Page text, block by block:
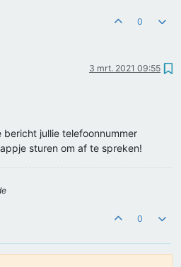
0
3 mrt. 2021 09:55
bericht jullie telefoonnummer
sturen om af te spreken!
0